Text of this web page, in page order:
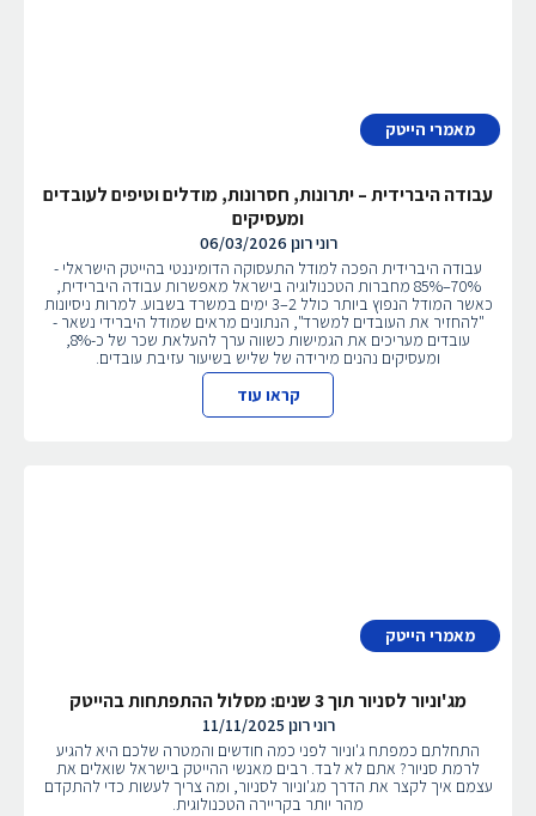
מאמרי הייטק
עבודה היברידית – יתרונות, חסרונות, מודלים וטיפים לעובדים
ומעסיקים
רוני רונן 06/03/2026
עבודה היברידית הפכה למודל התעסוקה הדומיננטי בהייטק הישראלי -
70%–85% מחברות הטכנולוגיה בישראל מאפשרות עבודה היברידית,
כאשר המודל הנפוץ ביותר כולל 2–3 ימים במשרד בשבוע. למרות ניסיונות
"להחזיר את העובדים למשרד", הנתונים מראים שמודל היברידי נשאר -
עובדים מעריכים את הגמישות כשווה ערך להעלאת שכר של כ-8%,
ומעסיקים נהנים מירידה של שליש בשיעור עזיבת עובדים.
קראו עוד
מאמרי הייטק
מג'וניור לסניור תוך 3 שנים: מסלול ההתפתחות בהייטק
רוני רונן 11/11/2025
התחלתם כמפתח ג'וניור לפני כמה חודשים והמטרה שלכם היא להגיע
לרמת סניור? אתם לא לבד. רבים מאנשי ההייטק בישראל שואלים את
עצמם איך לקצר את הדרך מג'וניור לסניור, ומה צריך לעשות כדי להתקדם
מהר יותר בקריירה הטכנולוגית.